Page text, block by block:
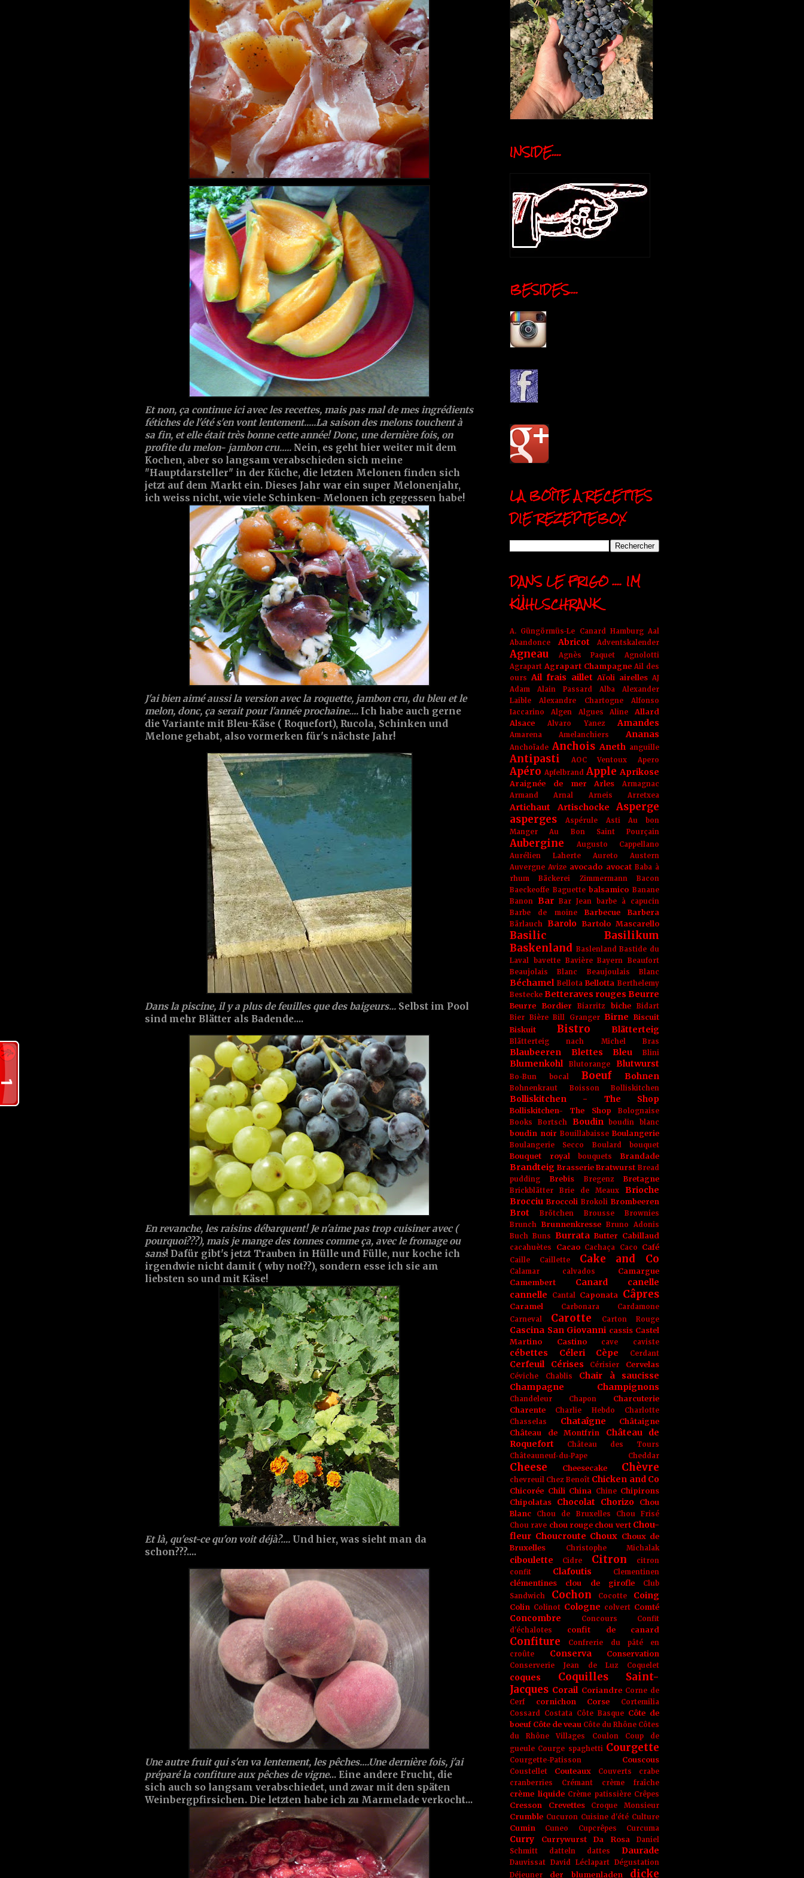
Et non, ça continue ici avec les recettes, mais pas mal de mes ingrédients
fétiches de l'été s'en vont lentement.....La saison des melons touchent à
sa fin, et elle était très bonne cette année! Donc, une dernière fois, on
profite du melon- jambon cru..... Nein, es geht hier weiter mit dem
Kochen, aber so langsam verabschieden sich meine
"Hauptdarsteller" in der Küche, die letzten Melonen finden sich
jetzt auf dem Markt ein. Dieses Jahr war ein super Melonenjahr,
ich weiss nicht, wie viele Schinken- Melonen ich gegessen habe!
J'ai bien aimé aussi la version avec la roquette, jambon cru, du bleu et le
melon, donc, ça serait pour l'année prochaine.... Ich habe auch gerne
die Variante mit Bleu-Käse ( Roquefort), Rucola, Schinken und
Melone gehabt, also vormerken für's nächste Jahr!
Dans la piscine, il y a plus de feuilles que des baigeurs... Selbst im Pool
sind mehr Blätter als Badende....
En revanche, les raisins débarquent! Je n'aime pas trop cuisiner avec (
pourquoi???), mais je mange des tonnes comme ça, avec le fromage ou
sans! Dafür gibt's jetzt Trauben in Hülle und Fülle, nur koche ich
irgendwie nicht damit ( why not??), sondern esse ich sie am
liebsten so und mit Käse!
Et là, qu'est-ce qu'on voit déjà?.... Und hier, was sieht man da
schon???....
Une autre fruit qui s'en va lentement, les pêches....Une dernière fois, j'ai
préparé la confiture aux pêches de vigne... Eine andere Frucht, die
sich auch so langsam verabschiedet, und zwar mit den späten
Weinbergpfirsichen. Die letzten habe ich zu Marmelade verkocht...
INSIDE....
BESIDES....
LA BOÎTE A RECETTES
DIE REZEPTEBOX
DANS LE FRIGO .... IM
KÜHLSCHRANK
A. Güngörmüs-Le Canard Hamburg Aal
Abandonce
Abricot Adventskalender
Agneau Agnès Paquet
Agnolotti
Agrapart Agrapart Champagne Ail des
ours Ail frais aillet Aïoli airelles AJ
Adam
Alain Passard Alba
Alexander
Laible
Alexandre Chartogne
Alfonso
Iaccarino
Algen Algues Aline
Allard
Alsace
Alvaro Yanez Amandes
Amarena Amelanchiers Ananas
Anchoïade Anchois Aneth anguille
Antipasti AOC Ventoux Apero
Apéro Apfelbrand Apple Aprikose
Araignée de mer Arles
Armagnac
Armand Arnal
Arneis Arretxea
Artichaut Artischocke
Asperge
asperges
Aspérule Asti
Au bon
Manger
Au Bon Saint Pourçain
Aubergine
Augusto Cappellano
Aurélien Laherte
Aureto
Austern
Auvergne Avize avocado avocat Baba à
rhum
Bäckerei Zimmermann
Bacon
Baeckeoffe Baguette balsamico Banane
Banon Bar Bar Jean
barbe à capucin
Barbe de moine
Barbecue Barbera
Bärlauch Barolo Bartolo Mascarello
Basilic
Basilikum
Baskenland Baslenland Bastide du
Laval
bavette Bavière Bayern Beaufort
Beaujolais Blanc
Beaujoulais Blanc
Béchamel Bellota Bellotta Berthelemy
Bestecke Betteraves rouges Beurre
Beurre Bordier Biarritz biche
Bidart
Bier Bière Bill Granger Birne
Biscuit
Biskuit
Bistro Blätterteig
Blätterteig nach Michel Bras
Blaubeeren Blettes Bleu Blini
Blumenkohl Blutorange Blutwurst
Bo-Bun bocal Boeuf Bohnen
Bohnenkraut Boisson Bolliskitchen
Bolliskitchen - The Shop
Bolliskitchen- The Shop
Bolognaise
Books
Bortsch Boudin boudin blanc
boudin noir Bouillabaisse Boulangerie
Boulangerie Secco Boulard bouquet
Bouquet royal bouquets Brandade
Brandteig Brasserie Bratwurst Bread
pudding
Brebis Bregenz Bretagne
Brickblätter Brie de Meaux
Brioche
Brocciu Broccoli Brokoli Brombeeren
Brot Brötchen Brousse
Brownies
Brunch Brunnenkresse Bruno Adonis
Buch Buns Burrata Butter Cabillaud
cacahuètes Cacao Cachaça Caco Café
Caille Caillette Cake and Co
Calamar calvados
Camargue
Camembert
Canard
canelle
cannelle
Cantal Caponata Câpres
Caramel Carbonara
Cardamone
Carneval
Carotte Carton Rouge
Cascina San Giovanni cassis Castel
Martino
Castino cave caviste
cébettes Céleri Cèpe Cerdant
Cerfeuil Cérises Cérisier Cervelas
Céviche Chablis
Chair à saucisse
Champagne
Champignons
Chandeleur Chapon
Charcuterie
Charente
Charlie Hebdo
Charlotte
Chasselas
Chataîgne
Châtaigne
Château de Montfrin
Château de
Roquefort
Château des Tours
Châteauneuf-du-Pape
Cheddar
Cheese Cheesecake Chèvre
chevreuil Chez Benoît Chicken and Co
Chicorée Chili China Chine Chipirons
Chipolatas
Chocolat Chorizo
Chou
Blanc
Chou de Bruxelles
Chou Frisé
Chou rave chou rouge chou vert Chou-
fleur Choucroute Choux Choux de
Bruxelles
Christophe Michalak
ciboulette Cidre Citron
citron
confit
Clafoutis Clementinen
clémentines clou de girofle
Club
Sandwich
Cochon Cocotte Coing
Colin Colinot Cologne colvert Comté
Concombre Concours
Confit
d'échalotes
confit de canard
Confiture
Confrerie du pâté en
croûte
Conserva Conservation
Conserverie Jean de Luz Coquelet
coques
Coquilles Saint-
Jacques Corail Coriandre Corne de
Cerf
cornichon Corse
Cortemilia
Cossard Costata Côte Basque Côte de
boeuf Côte de veau Côte du Rhône Côtes
du Rhône Villages
Coulon
Coup de
gueule Courge spaghetti Courgette
Courgette-Patisson Couscous
Coustellet Couteaux Couverts
crabe
cranberries
Crémant crème fraîche
crème liquide Crème patissière Crêpes
Cresson Crevettes Croque Monsieur
Crumble Cucuron Cuisine d'été Culture
Cumin Cuneo Cupcrêpes Curcuma
Curry Currywurst Da Rosa
Daniel
Schmitt
datteln dattes Daurade
Dauvissat David Léclapart Dégustation
Déjeuner
der blumenladen dicke